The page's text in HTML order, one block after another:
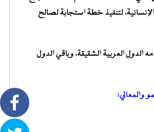
الإنسانية، لتنفيذ خطة استجابة لصالح
الدول العربية الشقيقة، وباقي الدول
والمعالي؛